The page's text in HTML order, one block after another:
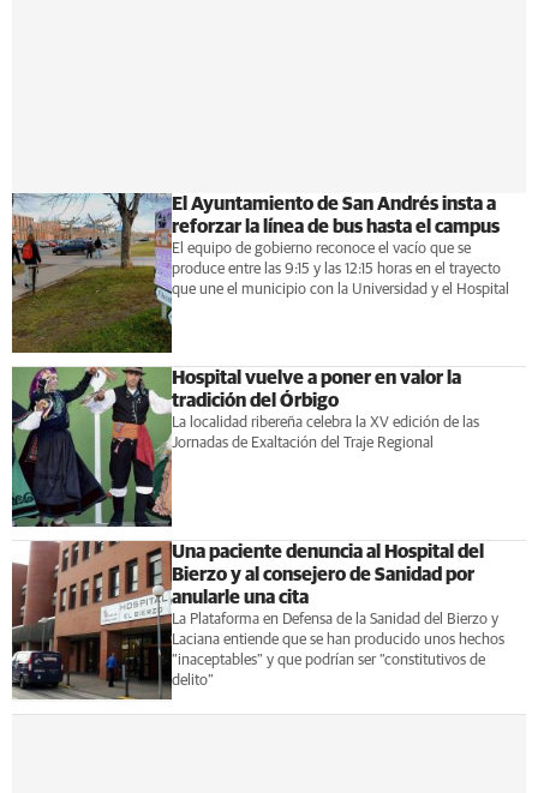
El Ayuntamiento de San Andrés insta a
reforzar la línea de bus hasta el campus
El equipo de gobierno reconoce el vacío que se
produce entre las 9:15 y las 12:15 horas en el trayecto
que une el municipio con la Universidad y el Hospital
Hospital vuelve a poner en valor la
tradición del Órbigo
La localidad ribereña celebra la XV edición de las
Jornadas de Exaltación del Traje Regional
Una paciente denuncia al Hospital del
Bierzo y al consejero de Sanidad por
anularle una cita
La Plataforma en Defensa de la Sanidad del Bierzo y
Laciana entiende que se han producido unos hechos
“inaceptables” y que podrían ser “constitutivos de
delito”